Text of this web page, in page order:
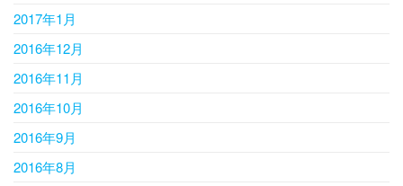
2017年1月
2016年12月
2016年11月
2016年10月
2016年9月
2016年8月